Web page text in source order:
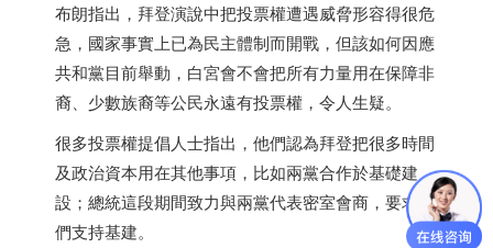
布朗指出，拜登演說中把投票權遭遇威脅形容得很危
急，國家事實上已為民主體制而開戰，但該如何因應
共和黨目前舉動，白宮會不會把所有力量用在保障非
裔、少數族裔等公民永遠有投票權，令人生疑。
很多投票權提倡人士指出，他們認為拜登把很多時間
及政治資本用在其他事項，比如兩黨合作於基礎建
設；總統這段期間致力與兩黨代表密室會商，要求他
們支持基建。